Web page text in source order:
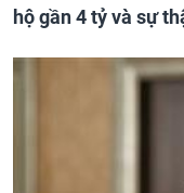
hộ gần 4 tỷ và sự